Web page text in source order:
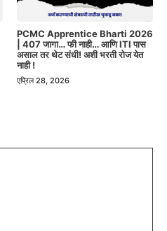
PCMC Apprentice Bharti 2026
| 407 जागा… फी नाही… आणि ITI पास
असाल तर थेट संधी! अशी भरती रोज येत
नाही !
एप्रिल 28, 2026